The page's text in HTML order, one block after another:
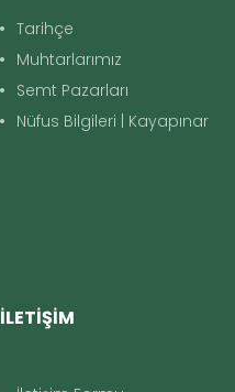
Tarihçe
Muhtarlarımız
Semt Pazarları
Nüfus Bilgileri | Kayapınar
İLETİŞİM